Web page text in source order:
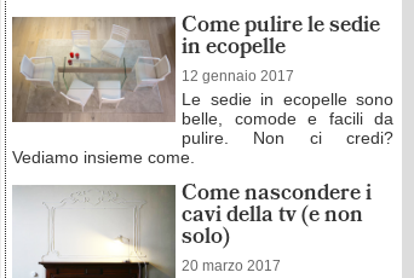
Come pulire le sedie
in ecopelle
12 gennaio 2017
Le sedie in ecopelle sono
belle, comode e facili da
pulire. Non ci credi?
Vediamo insieme come.
Come nascondere i
cavi della tv (e non
solo)
20 marzo 2017